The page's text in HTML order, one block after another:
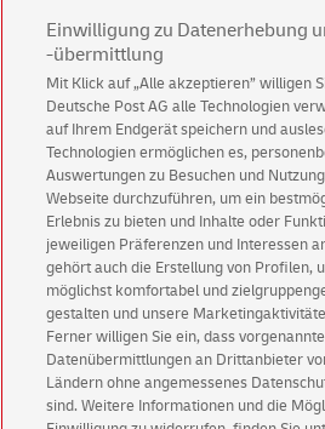
werde-einer-von-uns.de
Flexible Arbeitszeiten, Bezahlung
gutes Team, in dem du zählst, wie
Jetzt bewerben
Einwilligung zu Datenerhebung
-übermittlung
Mit Klick auf „Alle akzeptieren” willigen
Deutsche Post AG alle Technologien
auf Ihrem Endgerät speichern und
Technologien ermöglichen es,
Auswertungen zu Besuchen und
Webseite durchzuführen, um ein
Erlebnis zu bieten und Inhalte oder
jeweiligen Präferenzen und Interessen
gehört auch die Erstellung von Profilen,
möglichst komfortabel und
gestalten und unsere
Ferner willigen Sie ein, dass
Datenübermittlungen an Drittanbieter
Ländern ohne angemessenes
sind. Weitere Informationen und die